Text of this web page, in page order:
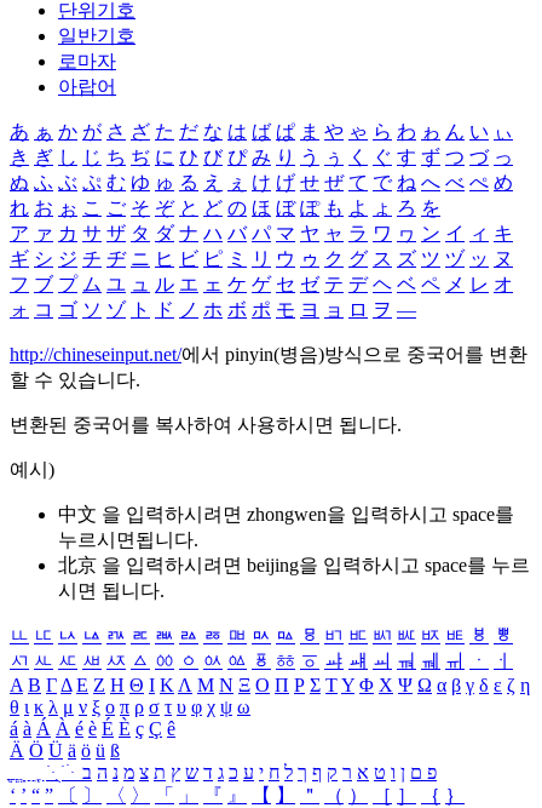
단위기호
일반기호
로마자
아랍어
あ ぁ か が さ ざ た だ な は ば ぱ ま や ゃ ら わ ゎ ん い ぃ
き ぎ し じ ち ぢ に ひ び ぴ み り う ぅ く ぐ す ず つ づ っ
ぬ ふ ぶ ぷ む ゆ ゅ る え ぇ け げ せ ぜ て で ね へ べ ぺ め
れ お ぉ こ ご そ ぞ と ど の ほ ぼ ぽ も よ ょ ろ を
ア ァ カ サ ザ タ ダ ナ ハ バ パ マ ヤ ャ ラ ワ ヮ ン イ ィ キ
ギ シ ジ チ ヂ ニ ヒ ビ ピ ミ リ ウ ゥ ク グ ス ズ ツ ヅ ッ ヌ
フ ブ プ ム ユ ュ ル エ ェ ケ ゲ セ ゼ テ デ ヘ ベ ペ メ レ オ
ォ コ ゴ ソ ゾ ト ド ノ ホ ボ ポ モ ヨ ョ ロ ヲ ―
http://chineseinput.net/에서 pinyin(병음)방식으로 중국어를 변환
할 수 있습니다.
변환된 중국어를 복사하여 사용하시면 됩니다.
예시)
中文 을 입력하시려면 zhongwen을 입력하시고 space를
누르시면됩니다.
北京 을 입력하시려면 beijing을 입력하시고 space를 누르
시면 됩니다.
ㅥ ㅦ ㅧ ㅨ ㅩ ㅪ ㅫ ㅬ ㅭ ㅮ ㅯ ㅰ ㅱ ㅲ ㅳ ㅴ ㅵ ㅶ ㅷ ㅸ
ㅹ
ㅺ ㅻ ㅼ ㅽ ㅾ ㅿ ㆀ ㆁ ㆂ ㆃ ㆄ ㆅ ㆆ ㆇ ㆈ ㆉ ㆊ ㆋ ㆌ ㆍ
ㆎ
Α Β ΓΔ Ε Ζ Η Θ Ι ΚΛ Μ Ν Ξ Ο Π Ρ Σ ΤΥ Φ Χ Ψ Ω α β γ δ ε ζ η
θ ι κ λ μ ν ξ ο π ρ σ τ υ φ χ ψ ω
á à Á À é è É È ç Ç ê
Ä Ö Ü ä ö ü ß
ִֶֹ ֻּ ׁׂ פ ם ן ו ט א ר ק ף ך ל ח י ע כ ג ד ש ץ ת צ מ נ ה ב
‘ ’ “ ” 〔 〕 〈 〉 「 」 『 』 【 】 ＂ （ ） ［ ］ ｛ ｝